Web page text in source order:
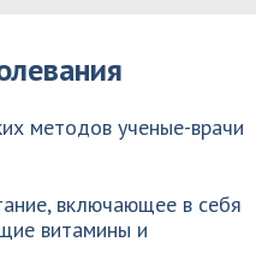
методов ученые-врачи
включающее в себя
витамины и